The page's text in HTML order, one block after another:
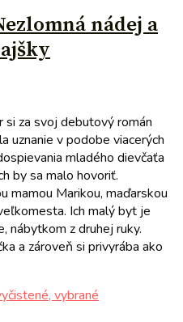
nádej a
si za svoj debutový román
uznanie v podobe viacerých
mladého dievčaťa
by sa malo hovoriť.
mamou Marikou, maďarskou
Ich malý byt je
nábytkom z druhej ruky.
a zároveň si privyrába ako